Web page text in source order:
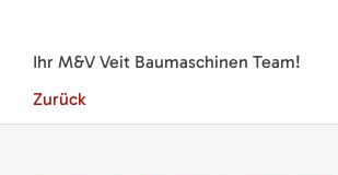
Ihr M&V Veit Baumaschinen Team!
Zurück